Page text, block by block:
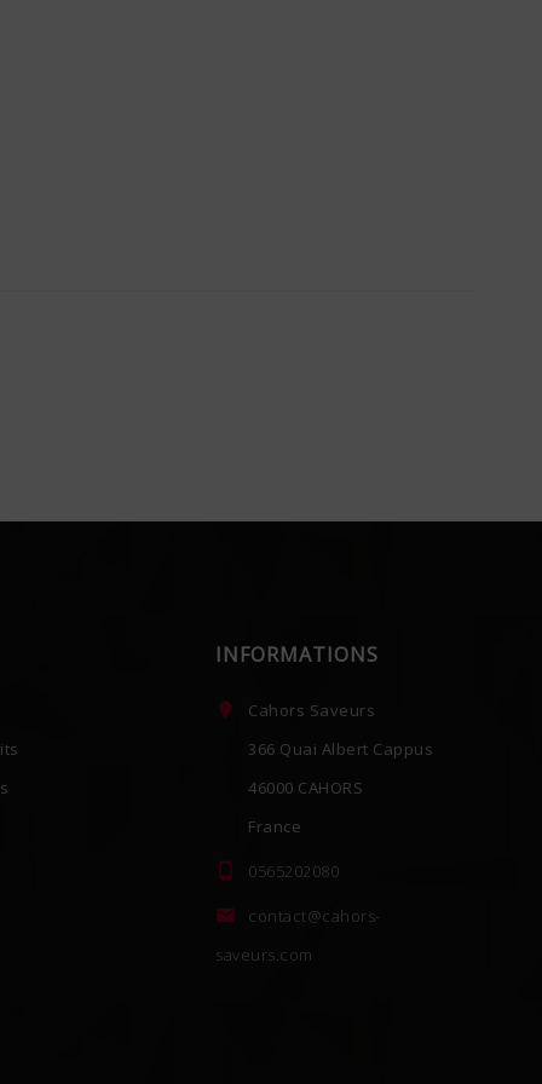
INFORMATIONS

Cahors Saveurs
366 Quai Albert Cappus
46000 CAHORS
France
 0565202080

contact@cahors-
saveurs.com